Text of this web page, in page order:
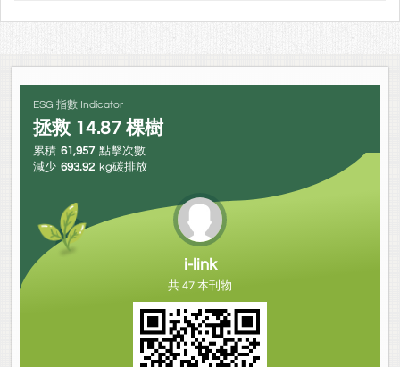
ESG 指數 Indicator
拯救 14.87 棵樹
累積 61,957 點擊次數
減少 693.92 kg碳排放
i-link
共 47 本刊物